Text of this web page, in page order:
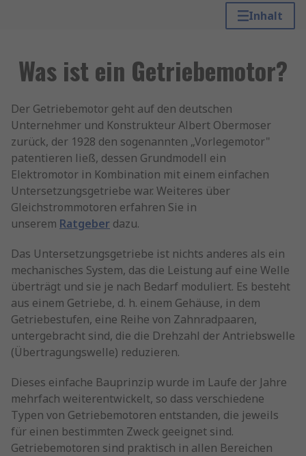
Inhalt
Was ist ein Getriebemotor?
Der Getriebemotor geht auf den deutschen
Unternehmer und Konstrukteur Albert Obermoser
zurück, der 1928 den sogenannten „Vorlegemotor"
patentieren ließ, dessen Grundmodell ein
Elektromotor in Kombination mit einem einfachen
Untersetzungsgetriebe war. Weiteres über
Gleichstrommotoren erfahren Sie in
unserem Ratgeber dazu.
Das Untersetzungsgetriebe ist nichts anderes als ein
mechanisches System, das die Leistung auf eine Welle
überträgt und sie je nach Bedarf moduliert. Es besteht
aus einem Getriebe, d. h. einem Gehäuse, in dem
Getriebestufen, eine Reihe von Zahnradpaaren,
untergebracht sind, die die Drehzahl der Antriebswelle
(Übertragungswelle) reduzieren.
Dieses einfache Bauprinzip wurde im Laufe der Jahre
mehrfach weiterentwickelt, so dass verschiedene
Typen von Getriebemotoren entstanden, die jeweils
für einen bestimmten Zweck geeignet sind.
Getriebemotoren sind praktisch in allen Bereichen